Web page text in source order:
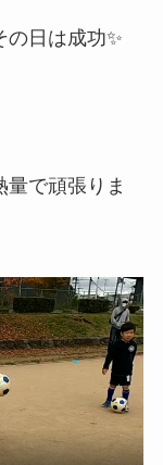
日は成功✨
で頑張りま